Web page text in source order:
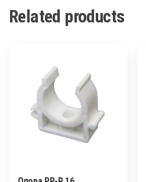
Related products